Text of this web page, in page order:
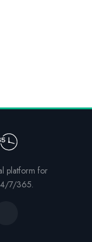
platform for
7/365.